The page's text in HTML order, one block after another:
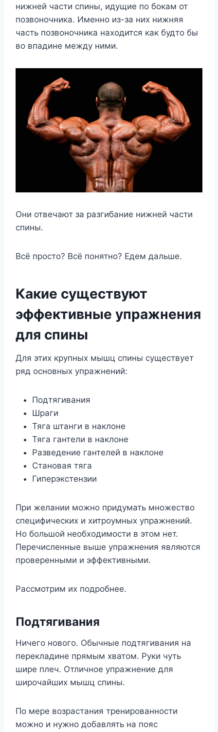
нижней части спины, идущие по бокам от
позвоночника. Именно из-за них нижняя
часть позвоночника находится как будто бы
во впадине между ними.
Они отвечают за разгибание нижней части
спины.
Всё просто? Всё понятно? Едем дальше.
Какие существуют
эффективные упражнения
для спины
Для этих крупных мышц спины существует
ряд основных упражнений:
Подтягивания
Шраги
Тяга штанги в наклоне
Тяга гантели в наклоне
Разведение гантелей в наклоне
Становая тяга
Гиперэкстензии
При желании можно придумать множество
специфических и хитроумных упражнений.
Но большой необходимости в этом нет.
Перечисленные выше упражнения являются
проверенными и эффективными.
Рассмотрим их подробнее.
Подтягивания
Ничего нового. Обычные подтягивания на
перекладине прямым хватом. Руки чуть
шире плеч. Отличное упражнение для
широчайших мышц спины.
По мере возрастания тренированности
можно и нужно добавлять на пояс